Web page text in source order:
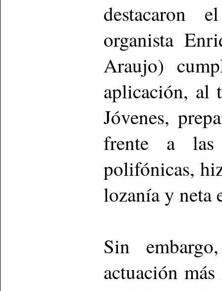
destacaron
organista
Araujo)
aplicación, al
Jóvenes,
frente a las
polifónicas,
lozanía y neta
Sin
actuación